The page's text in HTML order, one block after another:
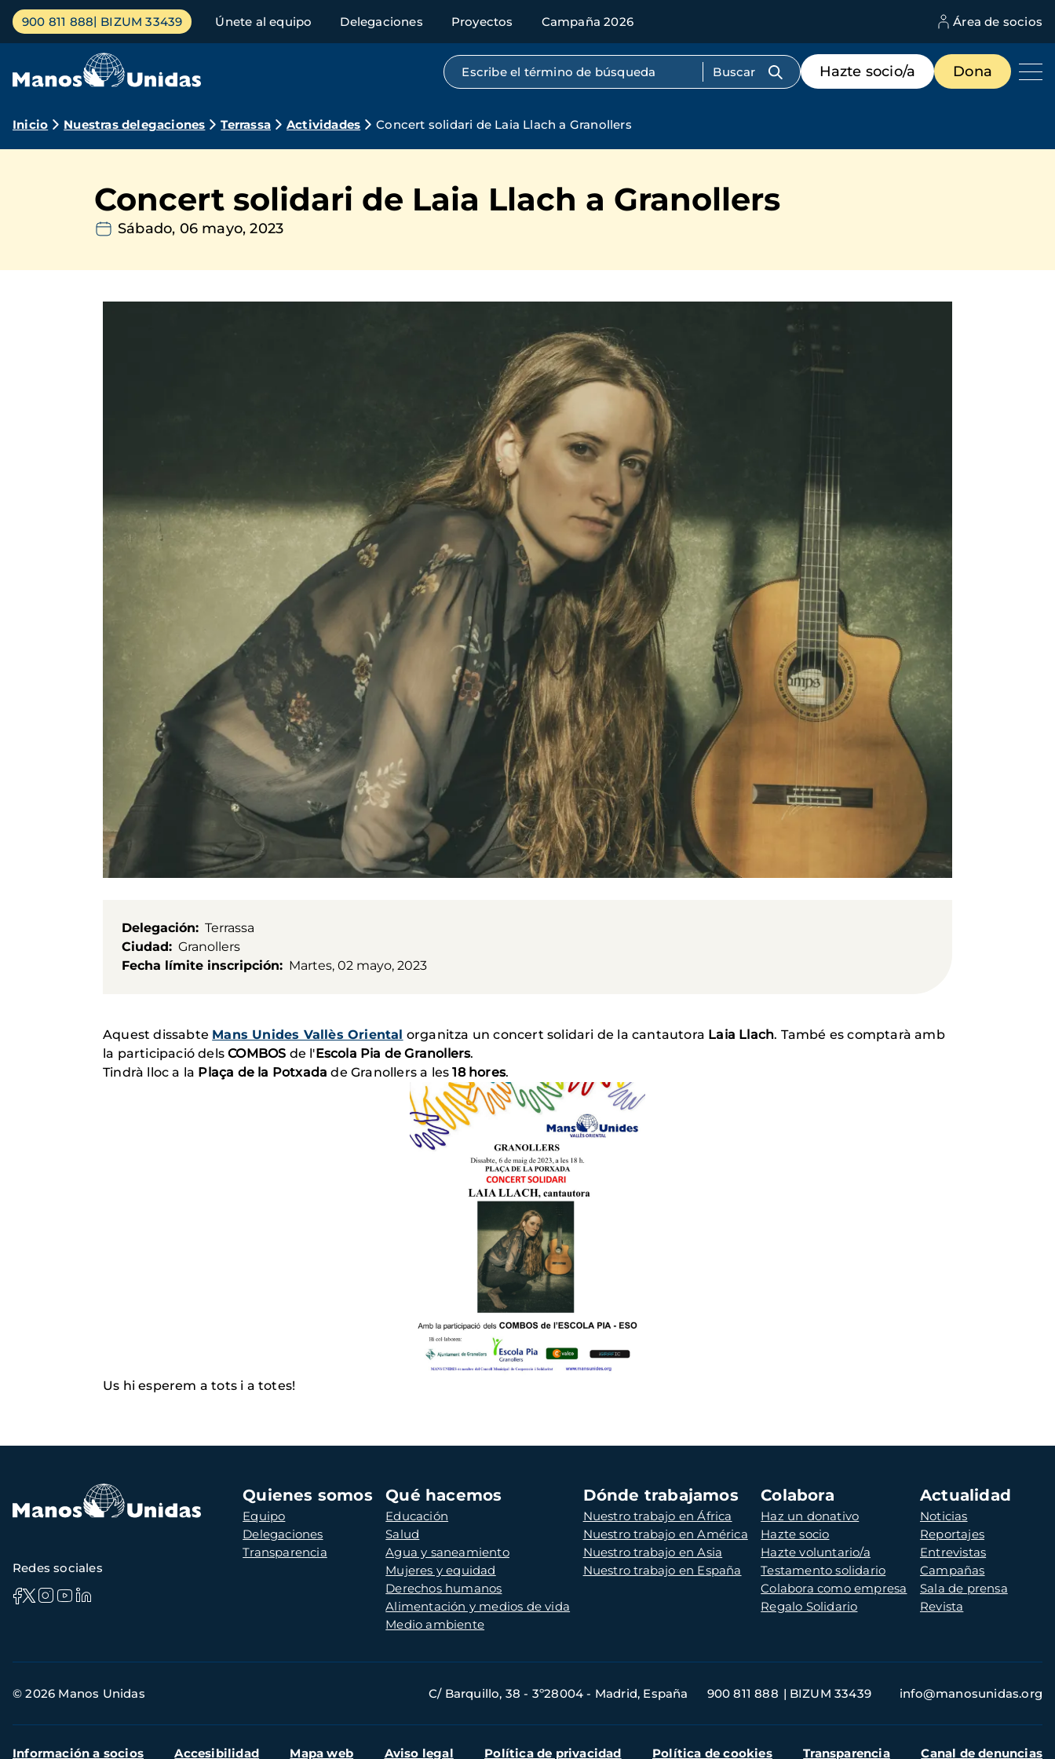
Pasar
contenido
Menú
principal
900 811 888 BIZUM 33439 Únete al equipo Delegaciones Proyectos Campaña 2026 Área de socios
Búsqueda por texto completo
Menú
de
destacados
Hazte socio/a Dona
Ruta
navegación
Inicio Nuestras delegaciones Terrassa Actividades Concert solidari de Laia Llach a Granollers
Concert solidari de Laia Llach a Granollers
Sábado, 06 mayo, 2023
Delegación
Terrassa
Ciudad
Granollers
Fecha límite inscripción
Martes, 02 mayo, 2023
Aquest dissabte Mans Unides Vallès Oriental organitza un concert solidari de la cantautora Laia Llach. També es comptarà amb
la participació delsCOMBOS de l'Escola Pia de Granollers.
Tindrà lloc a la Plaça de la Potxada de Granollers a les18 hores.
Us hi esperem a tots i a totes!
Navegación
principal
Quienes somos
Equipo
Delegaciones
Transparencia
Qué hacemos
Educación
Salud
Agua y saneamiento
Mujeres y equidad
Derechos humanos
Alimentación y medios de vida
Medio ambiente
Dónde trabajamos
Nuestro trabajo en África
Nuestro trabajo en América
Nuestro trabajo en Asia
Nuestro trabajo en España
Colabora
Haz un donativo
Hazte socio
Hazte voluntario/a
Testamento solidario
Colabora como empresa
Regalo Solidario
Actualidad
Noticias
Reportajes
Entrevistas
Campañas
Sala de prensa
Revista
Redes sociales
de
© 2026 Manos Unidas C/ Barquillo, 38 - 3º28004 - Madrid, España 900 811 888 BIZUM 33439 info@manosunidas.org
Menú
Información a socios Accesibilidad Mapa web Aviso legal Política de privacidad Política de cookies Transparencia Canal de denuncias